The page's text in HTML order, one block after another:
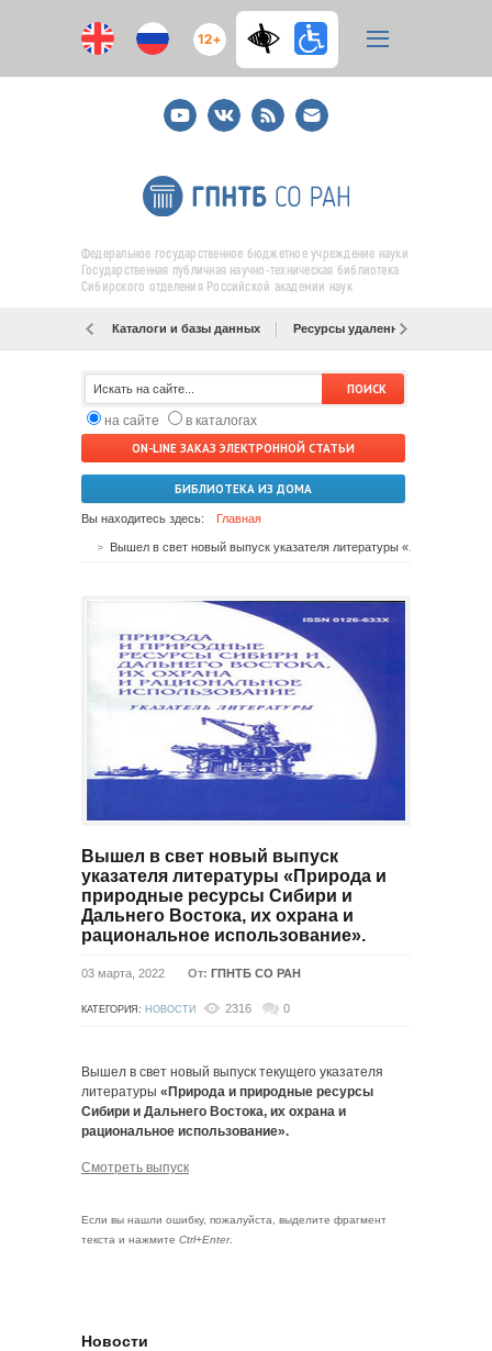
12+
YoutubeВКонтакте
RSS
E-
mail
подписка
Федеральное государственное бюджетное учреждение науки
Государственная публичная научно-техническая библиотека
Сибирского отделения Российской академии наук
Каталоги и базы данных Ресурсы удаленного доступа
на сайте
в каталогах
ON-LINE ЗАКАЗ ЭЛЕКТРОННОЙ СТАТЬИ
БИБЛИОТЕКА ИЗ ДОМА
Вы находитесь здесь: Главная
Вышел в свет новый выпуск
указателя литературы «Природа и
природные ресурсы Сибири и
Дальнего Востока, их охрана и
рациональное использование».
03 марта, 2022 От: ГПНТБ СО РАН
КАТЕГОРИЯ: НОВОСТИ 2316 0
Вышел в свет новый выпуск текущего указателя
литературы «Природа и природные ресурсы
Сибири и Дальнего Востока, их охрана и
рациональное использование».
Смотреть выпуск
Если вы нашли ошибку, пожалуйста, выделите фрагмент
текста и нажмите Ctrl+Enter.
Новости